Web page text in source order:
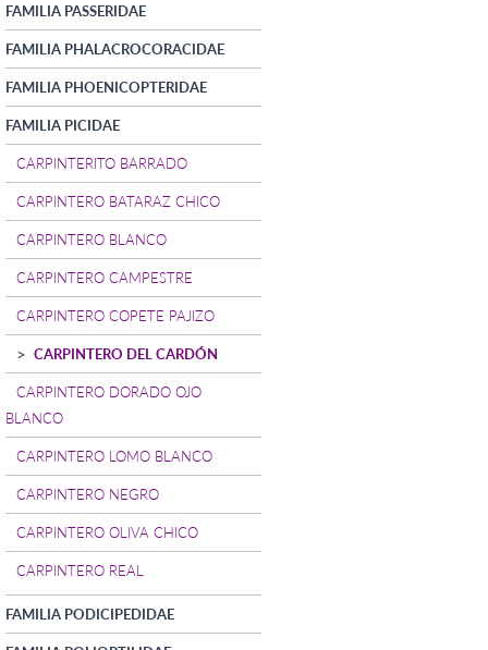
FAMILIA PASSERIDAE
FAMILIA PHALACROCORACIDAE
FAMILIA PHOENICOPTERIDAE
FAMILIA PICIDAE
CARPINTERITO BARRADO
CARPINTERO BATARAZ CHICO
CARPINTERO BLANCO
CARPINTERO CAMPESTRE
CARPINTERO COPETE PAJIZO
CARPINTERO DEL CARDÓN
CARPINTERO DORADO OJO
BLANCO
CARPINTERO LOMO BLANCO
CARPINTERO NEGRO
CARPINTERO OLIVA CHICO
CARPINTERO REAL
FAMILIA PODICIPEDIDAE